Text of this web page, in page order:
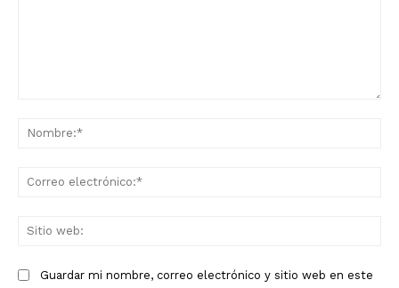
Guardar mi nombre, correo electrónico y sitio web en este